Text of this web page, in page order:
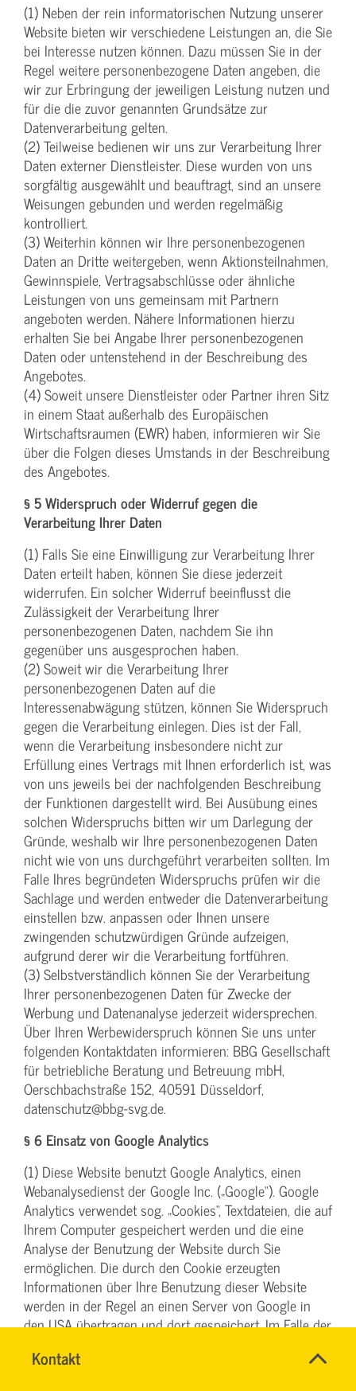
Kontakt
IHR
Name*
(1) Neben der rein informatorischen Nutzung unserer
Website bieten wir verschiedene Leistungen an, die Sie
bei Interesse nutzen können. Dazu müssen Sie in der
Regel weitere personenbezogene Daten angeben, die
wir zur Erbringung der jeweiligen Leistung nutzen und
für die die zuvor genannten Grundsätze zur
Datenverarbeitung gelten.
(2) Teilweise bedienen wir uns zur Verarbeitung Ihrer
Daten externer Dienstleister. Diese wurden von uns
sorgfältig ausgewählt und beauftragt, sind an unsere
Weisungen gebunden und werden regelmäßig
kontrolliert.
(3) Weiterhin können wir Ihre personenbezogenen
Daten an Dritte weitergeben, wenn Aktionsteilnahmen,
Gewinnspiele, Vertragsabschlüsse oder ähnliche
Leistungen von uns gemeinsam mit Partnern
angeboten werden. Nähere Informationen hierzu
erhalten Sie bei Angabe Ihrer personenbezogenen
Daten oder untenstehend in der Beschreibung des
Angebotes.
(4) Soweit unsere Dienstleister oder Partner ihren Sitz
in einem Staat außerhalb des Europäischen
Wirtschaftsraumen (EWR) haben, informieren wir Sie
über die Folgen dieses Umstands in der Beschreibung
des Angebotes.
§ 5 Widerspruch oder Widerruf gegen die
Verarbeitung Ihrer Daten
(1) Falls Sie eine Einwilligung zur Verarbeitung Ihrer
Daten erteilt haben, können Sie diese jederzeit
widerrufen. Ein solcher Widerruf beeinflusst die
Zulässigkeit der Verarbeitung Ihrer
personenbezogenen Daten, nachdem Sie ihn
gegenüber uns ausgesprochen haben.
(2) Soweit wir die Verarbeitung Ihrer
personenbezogenen Daten auf die
Interessenabwägung stützen, können Sie Widerspruch
gegen die Verarbeitung einlegen. Dies ist der Fall,
wenn die Verarbeitung insbesondere nicht zur
Erfüllung eines Vertrags mit Ihnen erforderlich ist, was
von uns jeweils bei der nachfolgenden Beschreibung
der Funktionen dargestellt wird. Bei Ausübung eines
solchen Widerspruchs bitten wir um Darlegung der
Gründe, weshalb wir Ihre personenbezogenen Daten
nicht wie von uns durchgeführt verarbeiten sollten. Im
Falle Ihres begründeten Widerspruchs prüfen wir die
Sachlage und werden entweder die Datenverarbeitung
einstellen bzw. anpassen oder Ihnen unsere
zwingenden schutzwürdigen Gründe aufzeigen,
aufgrund derer wir die Verarbeitung fortführen.
(3) Selbstverständlich können Sie der Verarbeitung
Ihrer personenbezogenen Daten für Zwecke der
Werbung und Datenanalyse jederzeit widersprechen.
Über Ihren Werbewiderspruch können Sie uns unter
folgenden Kontaktdaten informieren: BBG Gesellschaft
für betriebliche Beratung und Betreuung mbH,
Oerschbachstraße 152, 40591 Düsseldorf,
datenschutz@bbg-svg.de.
§ 6 Einsatz von Google Analytics
(1) Diese Website benutzt Google Analytics, einen
Webanalysedienst der Google Inc. („Google“). Google
Analytics verwendet sog. „Cookies“, Textdateien, die auf
Ihrem Computer gespeichert werden und die eine
Analyse der Benutzung der Website durch Sie
ermöglichen. Die durch den Cookie erzeugten
Informationen über Ihre Benutzung dieser Website
werden in der Regel an einen Server von Google in
den USA übertragen und dort gespeichert. Im Falle der
unter Abs. 4) auf dieser Website, wird Ihre IP-Adresse